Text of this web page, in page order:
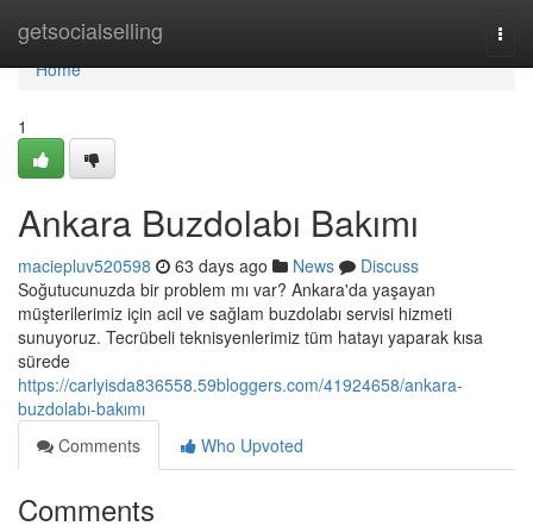
getsocialselling
Home
Home
1
Ankara Buzdolabı Bakımı
maciepluv520598 63 days ago News
Discuss
Soğutucunuzda bir problem mı var? Ankara'da yaşayan
müşterilerimiz için acil ve sağlam buzdolabı servisi hizmeti
sunuyoruz. Tecrübeli teknisyenlerimiz tüm hatayı yaparak kısa
sürede
https://carlyisda836558.59bloggers.com/41924658/ankara-
buzdolabı-bakımı
Comments
Who Upvoted
Comments